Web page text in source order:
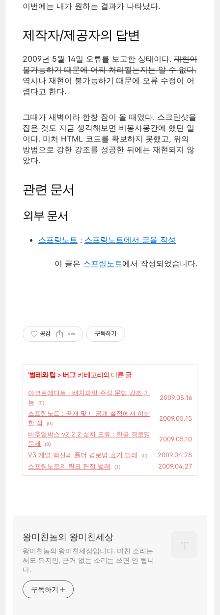
이번에는 내가 원하는 결과가 나타났다.
제작자/제공자의 답변
2009년 5월 14일 오류를 보고한 상태이다. 재현이
불가능하기 때문에 어찌 처리될는지는 알 수 없다.
역시나 재현이 불가능하기 때문에 오류 수정이 어
렵다고 한다.
그때가 새벽이라 한창 잠이 올 때였다. 스크린샷을
잡은 것도 지금 생각해보면 비몽사몽간에 했던 일
이다. 미처 HTML 코드를 확보하지 못했고, 위의
방법으로 강한 강조를 성공한 뒤에는 재현되지 않
았다.
관련 문서
외부 문서
스프링노트 : 스프링노트에서 글을 작성
이 글은 스프링노트에서 작성되었습니다.
공감 구독하기
'벌레와 팁 > 버그' 카테고리의 다른 글
아크로에디트 : 배치파일 주석 문법 강조 기
능
(0)
2009.05.16
스프링노트 : 공개 및 비공개 설정에서 이상
한 점
(0)
2009.05.15
버추얼박스 v2.2.2 설치 오류 : 한글 경로명
문제
(8)
2009.05.10
V3 계열 백신의 폴더 경로명 표기 벌레
(0)
2009.04.28
스프링노트의 링크 편집 벌레
(1) 2009.04.27
왕미친놈의 왕미친세상
왕미친놈의 왕미친세상입니다. 미친 소리는
써도 되지만, 근거 없는 소리는 쓰면 안 됩니
다.
구독하기